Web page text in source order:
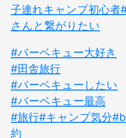
子連れキャンプ初心者
さんと繋がりたい
#バーベキュー大好き
#田舎旅行
#バーベキューしたい
#バーベキュー最高
#旅行#キャンプ気分
約